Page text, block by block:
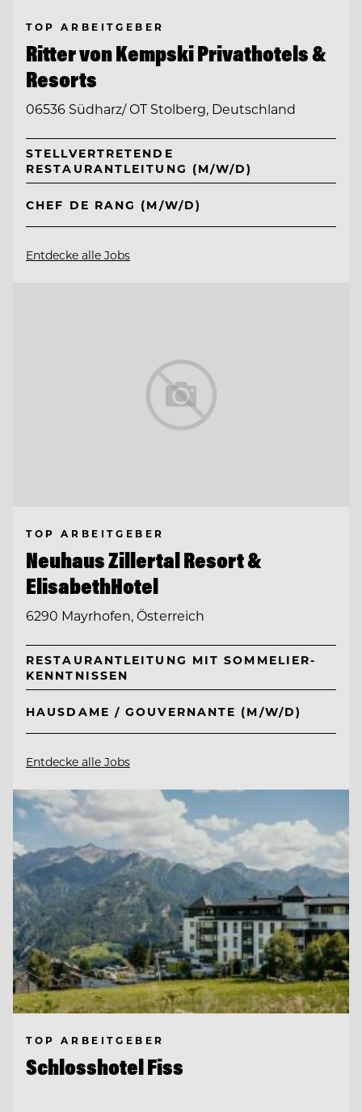
TOP ARBEITGEBER
Ritter von Kempski Privathotels &
Resorts
06536 Südharz/ OT Stolberg, Deutschland
STELLVERTRETENDE
RESTAURANTLEITUNG (M/W/D)
CHEF DE RANG (M/W/D)
Entdecke alle Jobs
TOP ARBEITGEBER
Neuhaus Zillertal Resort &
ElisabethHotel
6290 Mayrhofen, Österreich
RESTAURANTLEITUNG MIT SOMMELIER-
KENNTNISSEN
HAUSDAME / GOUVERNANTE (M/W/D)
Entdecke alle Jobs
TOP ARBEITGEBER
Schlosshotel Fiss